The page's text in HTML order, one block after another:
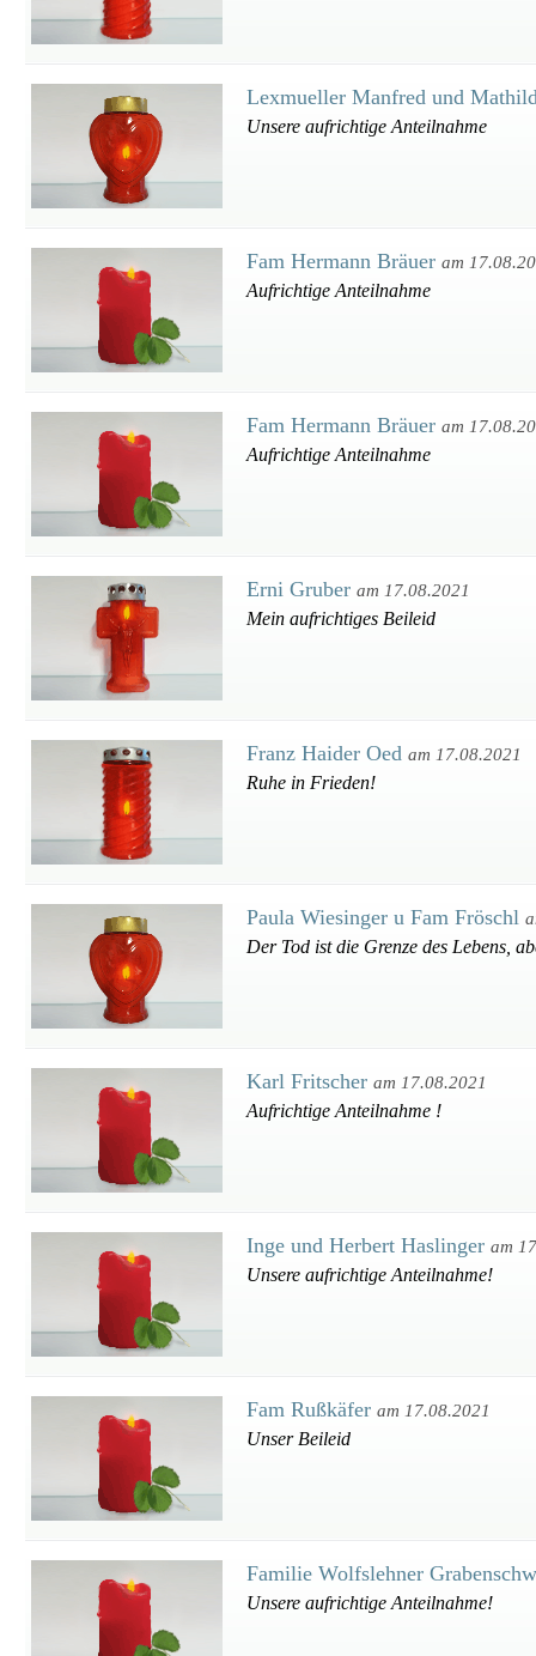
Lexmueller Manfred und
Unsere aufrichtige Anteilnahme
Fam Hermann Bräuer am
Aufrichtige Anteilnahme
Fam Hermann Bräuer am
Aufrichtige Anteilnahme
Erni Gruber am 17.08.2021
Mein aufrichtiges Beileid
Franz Haider Oed am 17.08.2021
Ruhe in Frieden!
Paula Wiesinger u Fam Fröschl
Der Tod ist die Grenze des Lebens,
Karl Fritscher am 17.08.2021
Aufrichtige Anteilnahme !
Inge und Herbert Haslinger am
Unsere aufrichtige Anteilnahme!
Fam Rußkäfer am 17.08.2021
Unser Beileid
Familie Wolfslehner
Unsere aufrichtige Anteilnahme!